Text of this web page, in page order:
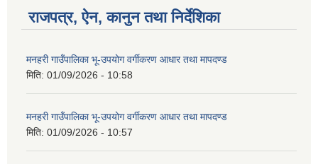
राजपत्र, ऐन, कानुन तथा निर्देशिका
मनहरी गाउँपालिका भू-उपयोग वर्गीकरण आधार तथा मापदण्ड
मिति: 01/09/2026 - 10:58
मनहरी गाउँपालिका भू-उपयोग वर्गीकरण आधार तथा मापदण्ड
मिति: 01/09/2026 - 10:57